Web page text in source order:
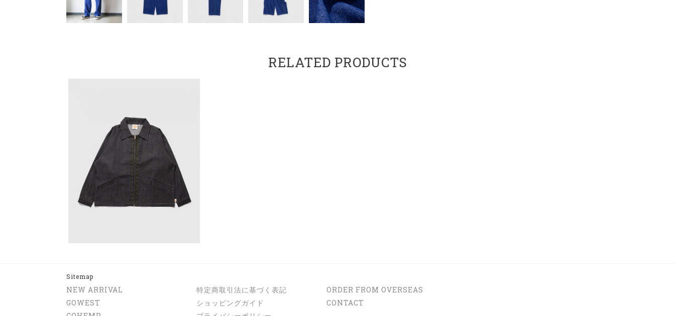
RELATED PRODUCTS
Sitemap
NEW ARRIVAL
GOWEST
特定商取引法に基づく表記
ショッピングガイド
ORDER FROM OVERSEAS
CONTACT